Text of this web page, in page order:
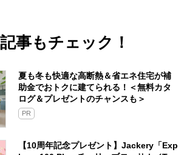
事もチェック！
夏も冬も快適な高断熱＆省エネ住宅が補
助金でおトクに建てられる！＜無料カタ
ログ＆プレゼントのチャンスも＞
PR
【10周年記念プレゼント】Jackery「Exp